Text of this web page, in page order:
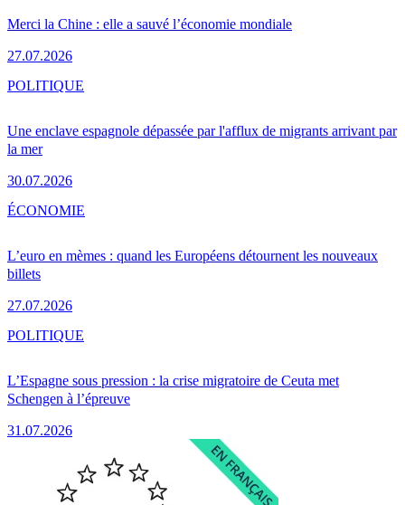
Merci la Chine : elle a sauvé l’économie mondiale
27.07.2026
Une enclave espagnole dépassée par l'afflux de migrants arrivant par
la mer
30.07.2026
POLITIQUE
L’euro en mèmes : quand les Européens détournent les nouveaux
billets
27.07.2026
ÉCONOMIE
L’Espagne sous pression : la crise migratoire de Ceuta met
Schengen à l’épreuve
31.07.2026
POLITIQUE